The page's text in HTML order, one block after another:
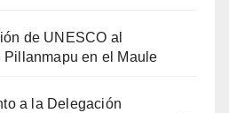
de UNESCO al
Pillanmapu en el Maule
a la Delegación